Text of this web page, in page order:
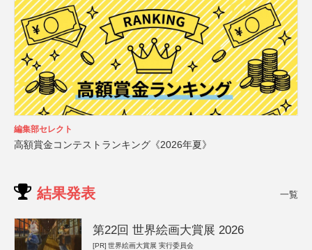
編集部セレクト
高額賞金コンテストランキング《2026年夏》
結果発表 一覧
第22回 世界絵画大賞展 2026
[PR] 世界絵画大賞展 実行委員会